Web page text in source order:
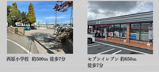
西原小学校 約500ｍ 徒歩7分
セブンイレブン 約650ｍ
徒歩7分